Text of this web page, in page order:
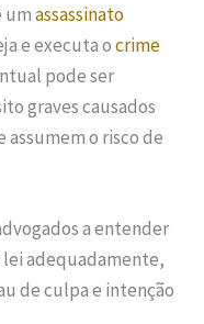
umassassinato
e executa ocrime
pode ser
graves causados
o risco de
a entender
lei adequadamente,
de culpa e intenção